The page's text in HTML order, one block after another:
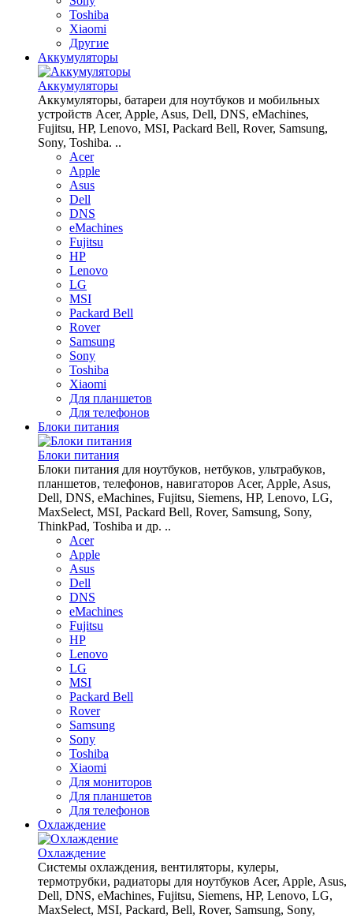
Toshiba
Xiaomi
Другие
Аккумуляторы
Аккумуляторы
Аккумуляторы, батареи для ноутбуков и мобильных
устройств Acer, Apple, Asus, Dell, DNS, eMachines,
Fujitsu, HP, Lenovo, MSI, Packard Bell, Rover, Samsung,
Sony, Toshiba. ..
Acer
Apple
Asus
Dell
DNS
eMachines
Fujitsu
HP
Lenovo
LG
MSI
Packard Bell
Rover
Samsung
Sony
Toshiba
Xiaomi
Для планшетов
Для телефонов
Блоки питания
Блоки питания
Блоки питания для ноутбуков, нетбуков, ультрабуков,
планшетов, телефонов, навигаторов Acer, Apple, Asus,
Dell, DNS, eMachines, Fujitsu, Siemens, HP, Lenovo, LG,
MaxSelect, MSI, Packard Bell, Rover, Samsung, Sony,
ThinkPad, Toshiba и др. ..
Acer
Apple
Asus
Dell
DNS
eMachines
Fujitsu
HP
Lenovo
LG
MSI
Packard Bell
Rover
Samsung
Sony
Toshiba
Xiaomi
Для мониторов
Для планшетов
Для телефонов
Охлаждение
Охлаждение
Системы охлаждения, вентиляторы, кулеры,
термотрубки, радиаторы для ноутбуков Acer, Apple, Asus,
Dell, DNS, eMachines, Fujitsu, Siemens, HP, Lenovo, LG,
MaxSelect, MSI, Packard, Bell, Rover, Samsung, Sony,